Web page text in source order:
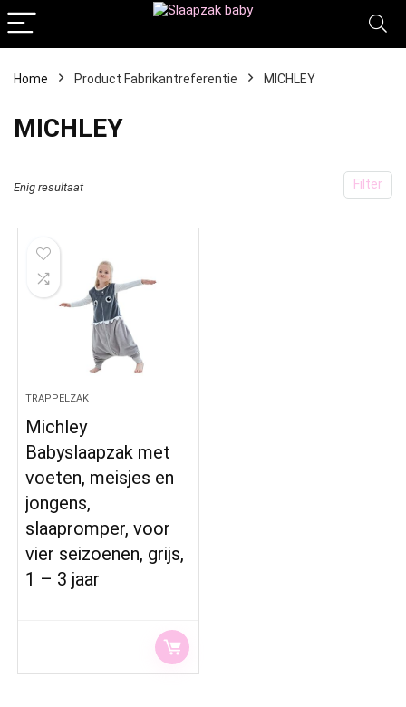
Home Product Fabrikantreferentie ‎MICHLEY
‎MICHLEY
Filter
Enig resultaat
TRAPPELZAK
Michley
Babyslaapzak met
voeten, meisjes en
jongens,
slaapromper, voor
vier seizoenen, grijs,
1 – 3 jaar